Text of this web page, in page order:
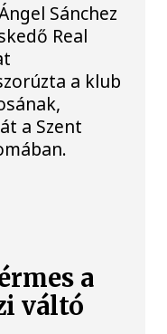
Sánchez
Real
a klub
a Szent
a
váltó